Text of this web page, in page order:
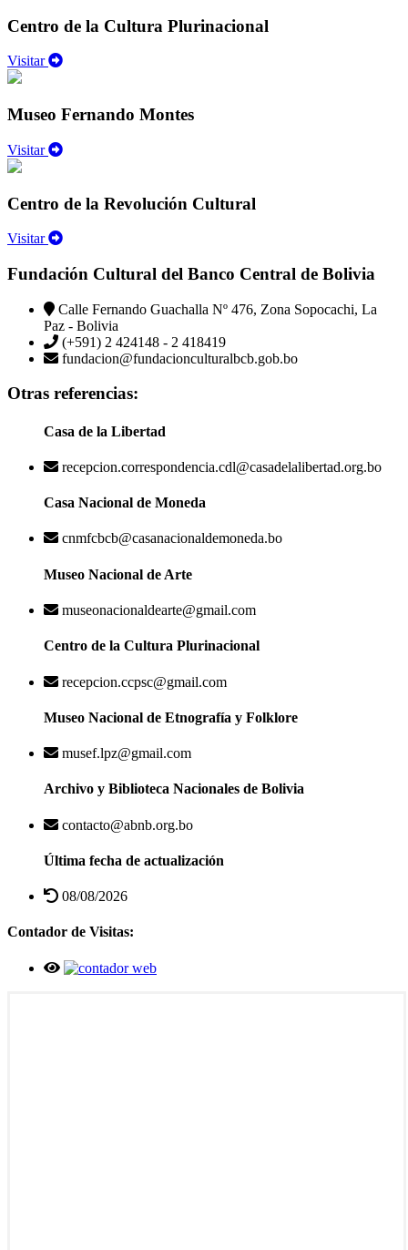
Centro de la Cultura Plurinacional
Visitar
Museo Fernando Montes
Visitar
Centro de la Revolución Cultural
Visitar
Fundación Cultural del Banco Central de Bolivia
Calle Fernando Guachalla Nº 476, Zona Sopocachi, La
Paz - Bolivia
(+591) 2 424148 - 2 418419
fundacion@fundacionculturalbcb.gob.bo
Otras referencias:
Casa de la Libertad
recepcion.correspondencia.cdl@casadelalibertad.org.bo
Casa Nacional de Moneda
cnmfcbcb@casanacionaldemoneda.bo
Museo Nacional de Arte
museonacionaldearte@gmail.com
Centro de la Cultura Plurinacional
recepcion.ccpsc@gmail.com
Museo Nacional de Etnografía y Folklore
musef.lpz@gmail.com
Archivo y Biblioteca Nacionales de Bolivia
contacto@abnb.org.bo
Última fecha de actualización
08/08/2026
Contador de Visitas: